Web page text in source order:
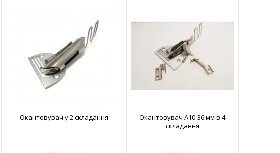
Окантовувач у 2 складання
Окантовувач А10-36 мм в 4
складання